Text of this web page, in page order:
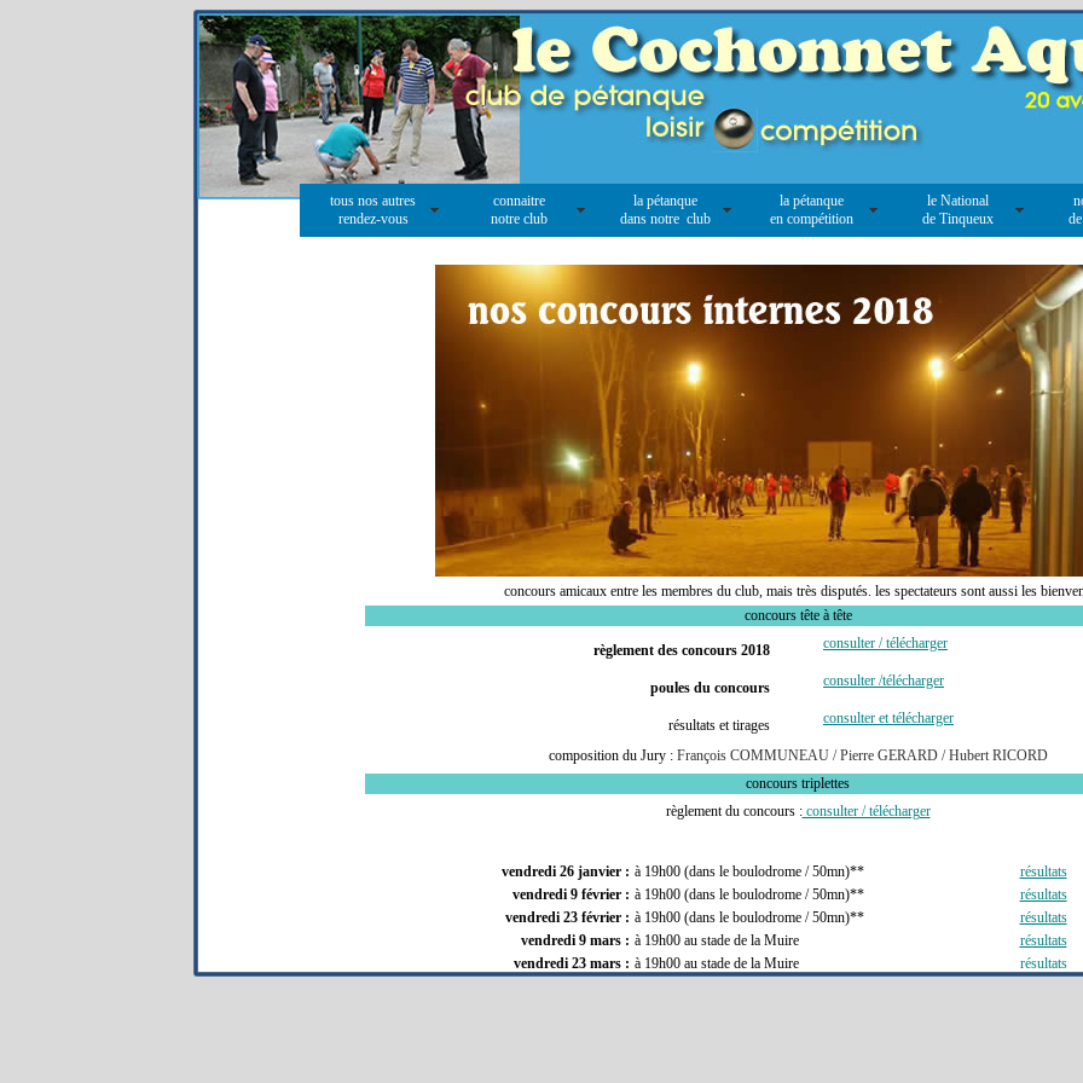
tous nos autres
rendez-vous
connaitre
notre club
la pétanque
dans notre club
la pétanque
en compétition
le National
de Tinqueux
concours amicaux entre les membres du club, mais très disputés. les spectateurs sont aussi les
concours tête à tête
règlement des concours 2018 consulter / télécharger
poules du concours consulter /télécharger
résultats et tirages consulter et télécharger
composition du Jury : François COMMUNEAU / Pierre GERARD / Hubert RICORD
concours triplettes
règlement du concours :consulter / télécharger
vendredi 26 janvier : à 19h00 (dans le boulodrome / 50mn)**
résultats
vendredi 9 février : à 19h00 (dans le boulodrome / 50mn)**
résultats
vendredi 23 février : à 19h00 (dans le boulodrome / 50mn)**
résultats
vendredi 9 mars : à 19h00 au stade de la Muire
résultats
vendredi 23 mars : à 19h00 au stade de la Muire
résultats